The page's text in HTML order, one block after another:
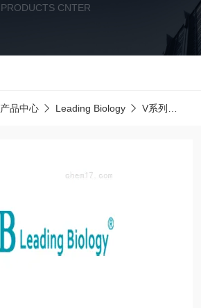
PRODUCTS CNTER
产品中心 Leading Biology V系列